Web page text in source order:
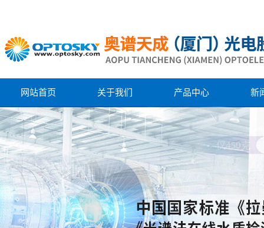
网站首页 关于我们 产品中心 新